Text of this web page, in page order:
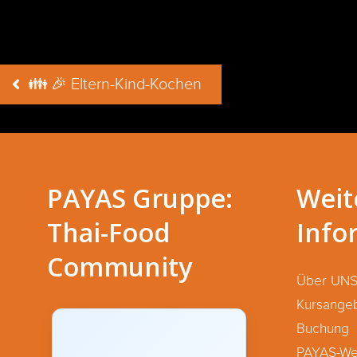
Beitragsnavigation
👪 🎉 Eltern-Kind-Kochen
PAYAS Gruppe:
Thai-Food
Community
Über UNS
Buchung
PAYAS-